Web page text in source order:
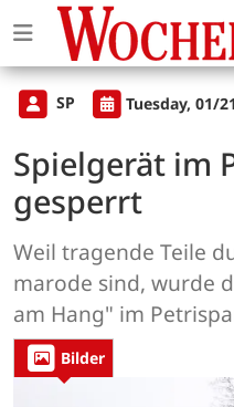
SP Tuesday, 01/
Spielgerät im
gesperrt
Weil tragende Teile
marode sind, wurde
am Hang" im
Bilder